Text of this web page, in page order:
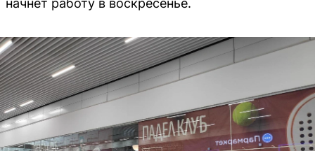
начнет работу в воскресенье.